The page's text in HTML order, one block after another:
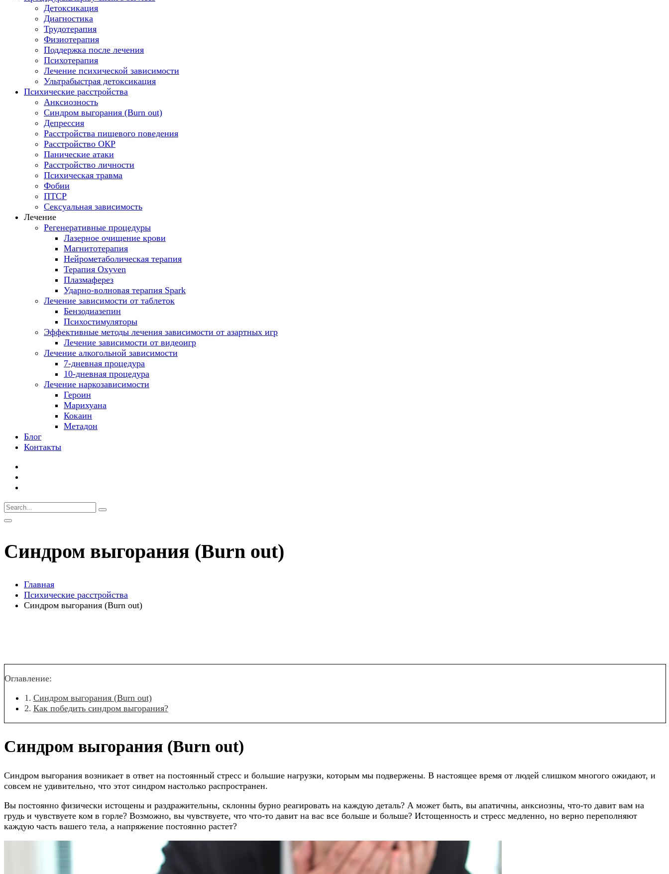
Детоксикация
Диагностика
Трудотерапия
Физиотерапия
Поддержка после лечения
Психотерапия
Лечение психической зависимости
Ультрабыстрая детоксикация
Психические расстройства
Анксиозность
Синдром выгорания (Burn out)
Депрессия
Расстройства пищевого поведения
Расстройство ОКР
Панические атаки
Расстройство личности
Психическая травма
Фобии
ПТСР
Сексуальная зависимость
Лечение
Регенеративные процедуры
Лазерное очищение крови
Магнитотерапия
Нейрометаболическая терапия
Терапия Oxyven
Плазмаферез
Ударно-волновая терапия Spark
Лечение зависимости от таблеток
Бензодиазепин
Психостимуляторы
Эффективные методы лечения зависимости от азартных игр
Лечение зависимости от видеоигр
Лечение алкогольной зависимости
7-дневная процедура
10-дневная процедура
Лечение наркозависимости
Героин
Марихуана
Кокаин
Метадон
Блог
Контакты
Синдром выгорания (Burn out)
Главная
Психические расстройства
Синдром выгорания (Burn out)
Оглавление:
Синдром выгорания (Burn out)
Как победить синдром выгорания?
Синдром выгорания (Burn out)
Синдром выгорания возникает в ответ на постоянный стресс и большие нагрузки, которым мы подвержены. В настоящее время от людей слишком многого ожидают, и
совсем не удивительно, что этот синдром настолько распространен.
Вы постоянно физически истощены и раздражительны, склонны бурно реагировать на каждую деталь? А может быть, вы апатичны, анксиозны, что-то давит вам на
грудь и чувствуете ком в горле? Возможно, вы чувствуете, что что-то давит на вас все больше и больше? Истощенность и стресс медленно, но верно переполняют
каждую часть вашего тела, а напряжение постоянно растет?